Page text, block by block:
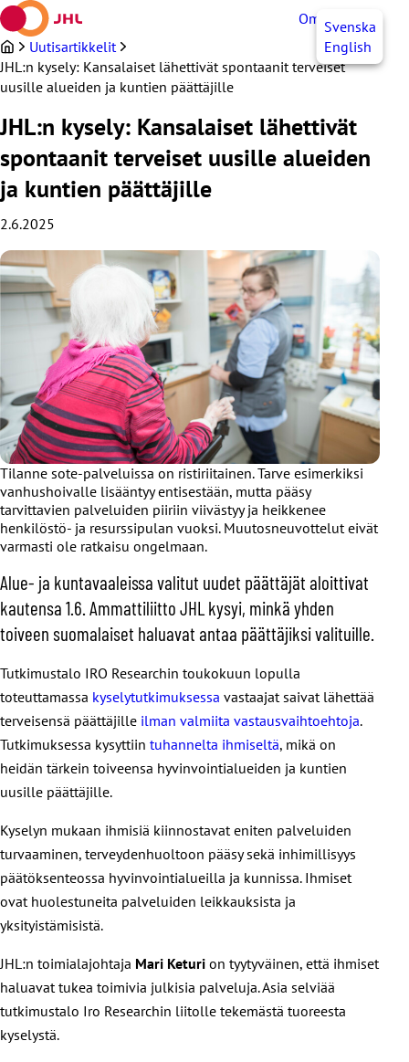
Siirry
sisältöön
OmaJHLSvenska
English
Uutisartikkelit
JHL:n kysely: Kansalaiset lähettivät spontaanit terveiset
uusille alueiden ja kuntien päättäjille
JHL:n kysely: Kansalaiset lähettivät
spontaanit terveiset uusille alueiden
ja kuntien päättäjille
2.6.2025
Tilanne sote-palveluissa on ristiriitainen. Tarve esimerkiksi
vanhushoivalle lisääntyy entisestään, mutta pääsy
tarvittavien palveluiden piiriin viivästyy ja heikkenee
henkilöstö- ja resurssipulan vuoksi. Muutosneuvottelut eivät
varmasti ole ratkaisu ongelmaan.
Alue- ja kuntavaaleissa valitut uudet päättäjät aloittivat
kautensa 1.6. Ammattiliitto JHL kysyi, minkä yhden
toiveen suomalaiset haluavat antaa päättäjiksi valituille.
Tutkimustalo IRO Researchin toukokuun lopulla
toteuttamassa kyselytutkimuksessa vastaajat saivat lähettää
terveisensä päättäjille ilman valmiita vastausvaihtoehtoja.
Tutkimuksessa kysyttiin tuhannelta ihmiseltä, mikä on
heidän tärkein toiveensa hyvinvointialueiden ja kuntien
uusille päättäjille.
Kyselyn mukaan ihmisiä kiinnostavat eniten palveluiden
turvaaminen, terveydenhuoltoon pääsy sekä inhimillisyys
päätöksenteossa hyvinvointialueilla ja kunnissa. Ihmiset
ovat huolestuneita palveluiden leikkauksista ja
yksityistämisistä.
JHL:n toimialajohtaja Mari Keturi on tyytyväinen, että ihmiset
haluavat tukea toimivia julkisia palveluja. Asia selviää
tutkimustalo Iro Researchin liitolle tekemästä tuoreesta
kyselystä.